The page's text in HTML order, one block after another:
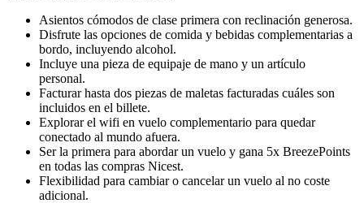
Asientos cómodos de clase primera con reclinación generosa.
Disfrute las opciones de comida y bebidas complementarias a
bordo, incluyendo alcohol.
Incluye una pieza de equipaje de mano y un artículo
personal.
Facturar hasta dos piezas de maletas facturadas cuáles son
incluidos en el billete.
Explorar el wifi en vuelo complementario para quedar
conectado al mundo afuera.
Ser la primera para abordar un vuelo y gana 5x BreezePoints
en todas las compras Nicest.
Flexibilidad para cambiar o cancelar un vuelo al no coste
adicional.